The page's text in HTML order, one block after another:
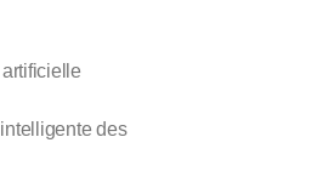
des